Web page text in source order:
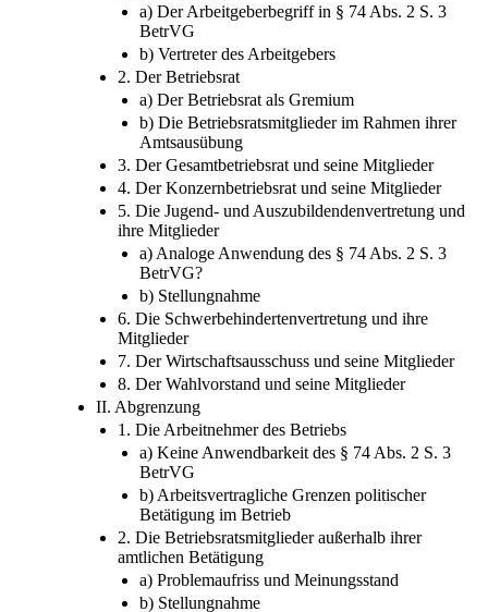
1. Der Arbeitgeber
a) Der Arbeitgeberbegriff in § 74 Abs. 2 S. 3
BetrVG
b) Vertreter des Arbeitgebers
2. Der Betriebsrat
a) Der Betriebsrat als Gremium
b) Die Betriebsratsmitglieder im Rahmen ihrer
Amtsausübung
3. Der Gesamtbetriebsrat und seine Mitglieder
4. Der Konzernbetriebsrat und seine Mitglieder
5. Die Jugend- und Auszubildendenvertretung und
ihre Mitglieder
a) Analoge Anwendung des § 74 Abs. 2 S. 3
BetrVG?
b) Stellungnahme
6. Die Schwerbehindertenvertretung und ihre
Mitglieder
7. Der Wirtschaftsausschuss und seine Mitglieder
8. Der Wahlvorstand und seine Mitglieder
II. Abgrenzung
1. Die Arbeitnehmer des Betriebs
a) Keine Anwendbarkeit des § 74 Abs. 2 S. 3
BetrVG
b) Arbeitsvertragliche Grenzen politischer
Betätigung im Betrieb
2. Die Betriebsratsmitglieder außerhalb ihrer
amtlichen Betätigung
a) Problemaufriss und Meinungsstand